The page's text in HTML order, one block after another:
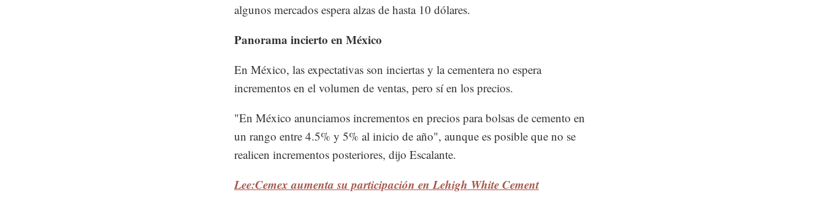
algunos mercados espera alzas de hasta 10 dólares.
Panorama incierto en México
En México, las expectativas son inciertas y la cementera no espera
incrementos en el volumen de ventas, pero sí en los precios.
"En México anunciamos incrementos en precios para bolsas de cemento en
un rango entre 4.5% y 5% al inicio de año", aunque es posible que no se
realicen incrementos posteriores, dijo Escalante.
Lee:Cemex aumenta su participación en Lehigh White Cement